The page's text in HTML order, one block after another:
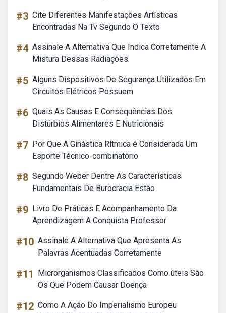
#3 Cite Diferentes Manifestações Artísticas
Encontradas Na Tv Segundo O Texto
#4 Assinale A Alternativa Que Indica Corretamente A
Mistura Dessas Radiações.
#5 Alguns Dispositivos De Segurança Utilizados Em
Circuitos Elétricos Possuem
#6 Quais As Causas E Consequências Dos
Distúrbios Alimentares E Nutricionais
#7 Por Que A Ginástica Rítmica é Considerada Um
Esporte Técnico-combinatório
#8 Segundo Weber Dentre As Características
Fundamentais De Burocracia Estão
#9 Livro De Práticas E Acompanhamento Da
Aprendizagem A Conquista Professor
#10 Assinale A Alternativa Que Apresenta As
Palavras Acentuadas Corretamente
#11
Microrganismos Classificados Como úteis São
Os Que Podem Causar Doença
#12 Como A Ação Do Imperialismo Europeu